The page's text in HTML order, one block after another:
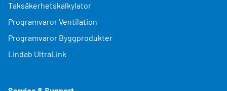
Taksäkerhetskalkylator
Programvaror Ventilation
Programvaror Byggprodukter
Lindab UltraLink